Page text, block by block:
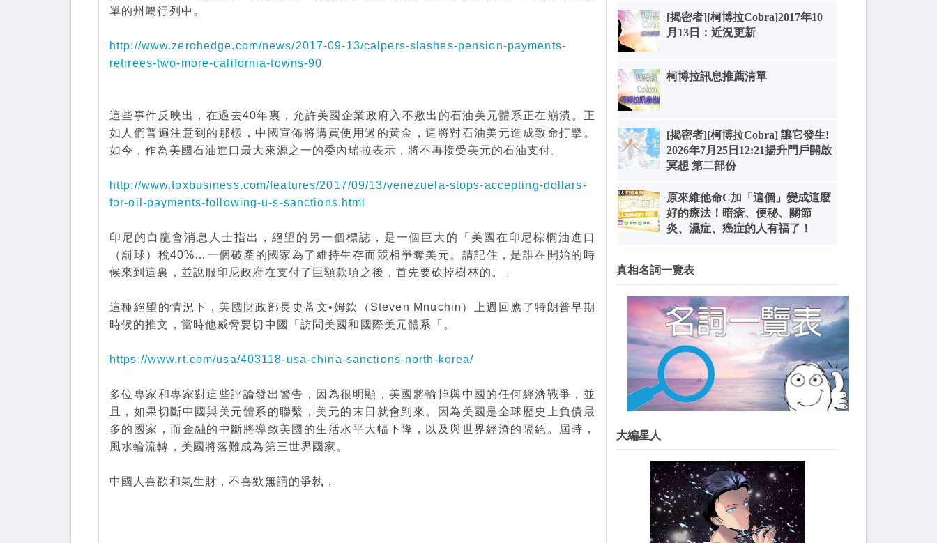
單的州屬行列中。
http://www.zerohedge.com/news/2017-09-13/calpers-slashes-pension-payments-
retirees-two-more-california-towns-90
這些事件反映出，在過去40年裏，允許美國企業政府入不敷出的石油美元體系正在崩潰。正
如人們普遍注意到的那樣，中國宣佈將購買使用過的黃金，這將對石油美元造成致命打擊。
如今，作為美國石油進口最大來源之一的委內瑞拉表示，將不再接受美元的石油支付。
http://www.foxbusiness.com/features/2017/09/13/venezuela-stops-accepting-dollars-
for-oil-payments-following-u-s-sanctions.html
印尼的白龍會消息人士指出，絕望的另一個標誌，是一個巨大的「美國在印尼棕櫚油進口
（罰球）稅40%…一個破產的國家為了維持生存而競相爭奪美元。請記住，是誰在開始的時
候來到這裏，並說服印尼政府在支付了巨額款項之後，首先要砍掉樹林的。」
這種絕望的情況下，美國財政部長史蒂文•姆欽（Steven Mnuchin）上週回應了特朗普早期
時候的推文，當時他威脅要切中國「訪問美國和國際美元體系「。
https://www.rt.com/usa/403118-usa-china-sanctions-north-korea/
多位專家和專家對這些評論發出警告，因為很明顯，美國將輸掉與中國的任何經濟戰爭，並
且，如果切斷中國與美元體系的聯繫，美元的末日就會到來。因為美國是全球歷史上負債最
多的國家，而金融的中斷將導致美國的生活水平大幅下降，以及與世界經濟的隔絕。屆時，
風水輪流轉，美國將落難成為第三世界國家。
中國人喜歡和氣生財，不喜歡無謂的爭執，
[揭密者][柯博拉Cobra]2017年10
月13日：近況更新
柯博拉訊息推薦清單
[揭密者][柯博拉Cobra] 讓它發生!
2026年7月25日12:21揚升門戶開啟
冥想 第二部份
原來維他命C加「這個」變成這麼
好的療法！暗瘡、便秘、關節
炎、濕症、癌症的人有福了！
真相名詞一覽表
大編星人